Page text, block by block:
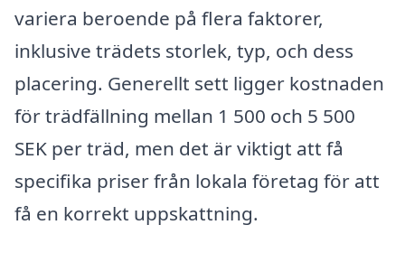
variera beroende på flera faktorer,
inklusive trädets storlek, typ, och dess
placering. Generellt sett ligger kostnaden
för trädfällning mellan 1 500 och 5 500
SEK per träd, men det är viktigt att få
specifika priser från lokala företag för att
få en korrekt uppskattning.